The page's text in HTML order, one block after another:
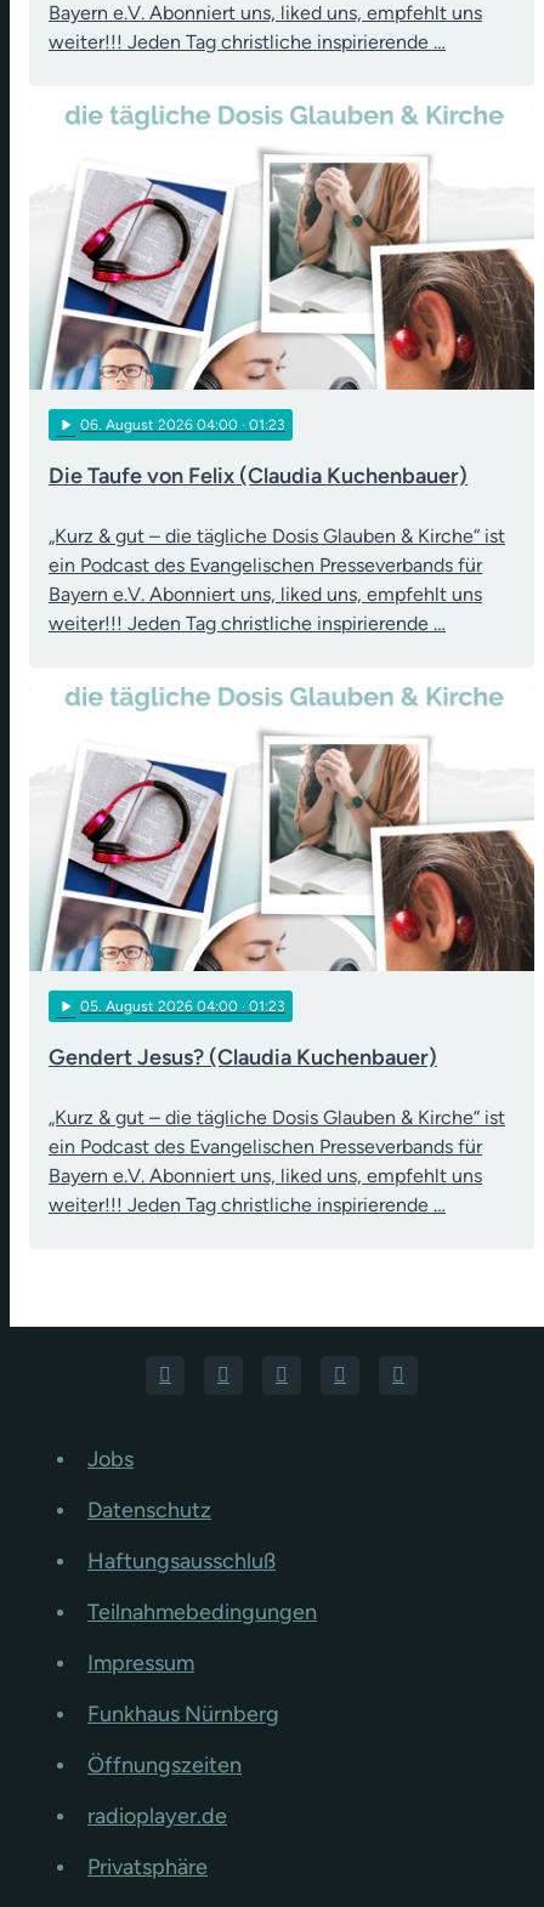
Bayern e.V. Abonniert uns, liked uns, empfehlt uns
weiter!!! Jeden Tag christliche inspirierende …
play_arrow 06. August 2026 04:00 · 01:23
Die Taufe von Felix (Claudia Kuchenbauer)
„Kurz & gut – die tägliche Dosis Glauben & Kirche“ ist
ein Podcast des Evangelischen Presseverbands für
Bayern e.V. Abonniert uns, liked uns, empfehlt uns
weiter!!! Jeden Tag christliche inspirierende …
play_arrow 05. August 2026 04:00 · 01:23
Gendert Jesus? (Claudia Kuchenbauer)
„Kurz & gut – die tägliche Dosis Glauben & Kirche“ ist
ein Podcast des Evangelischen Presseverbands für
Bayern e.V. Abonniert uns, liked uns, empfehlt uns
weiter!!! Jeden Tag christliche inspirierende …
Jobs
Datenschutz
Haftungsausschluß
Teilnahmebedingungen
Impressum
Funkhaus Nürnberg
Öffnungszeiten
radioplayer.de
Privatsphäre